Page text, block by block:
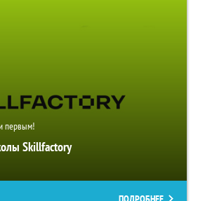
первым!
Skillfactory